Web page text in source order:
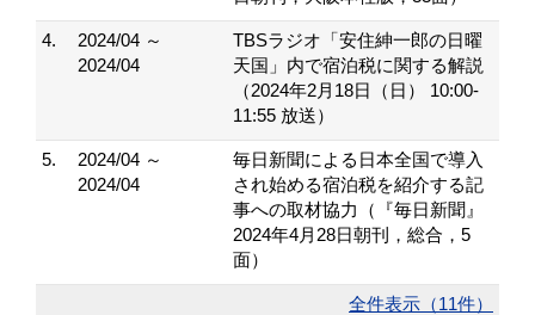
4.
2024/04 ～
2024/04
TBSラジオ「安住紳一郎の日曜
天国」内で宿泊税に関する解説
（2024年2月18日（日） 10:00-
11:55 放送）
5.
2024/04 ～
2024/04
毎日新聞による日本全国で導入
され始める宿泊税を紹介する記
事への取材協力（『毎日新聞』
2024年4月28日朝刊，総合，5
面）
全件表示（11件）